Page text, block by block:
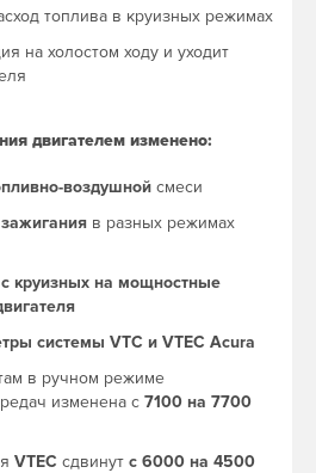
топлива в круизных режимах
на холостом ходу и уходит
двигателем изменено:
воздушной смеси
в разных режимах
круизных на мощностные
системы VTC и VTEC Acura
в ручном режиме
изменена с 7100 на 7700
VTEC сдвинут с 6000 на 4500